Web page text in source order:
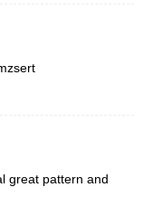
great pattern and